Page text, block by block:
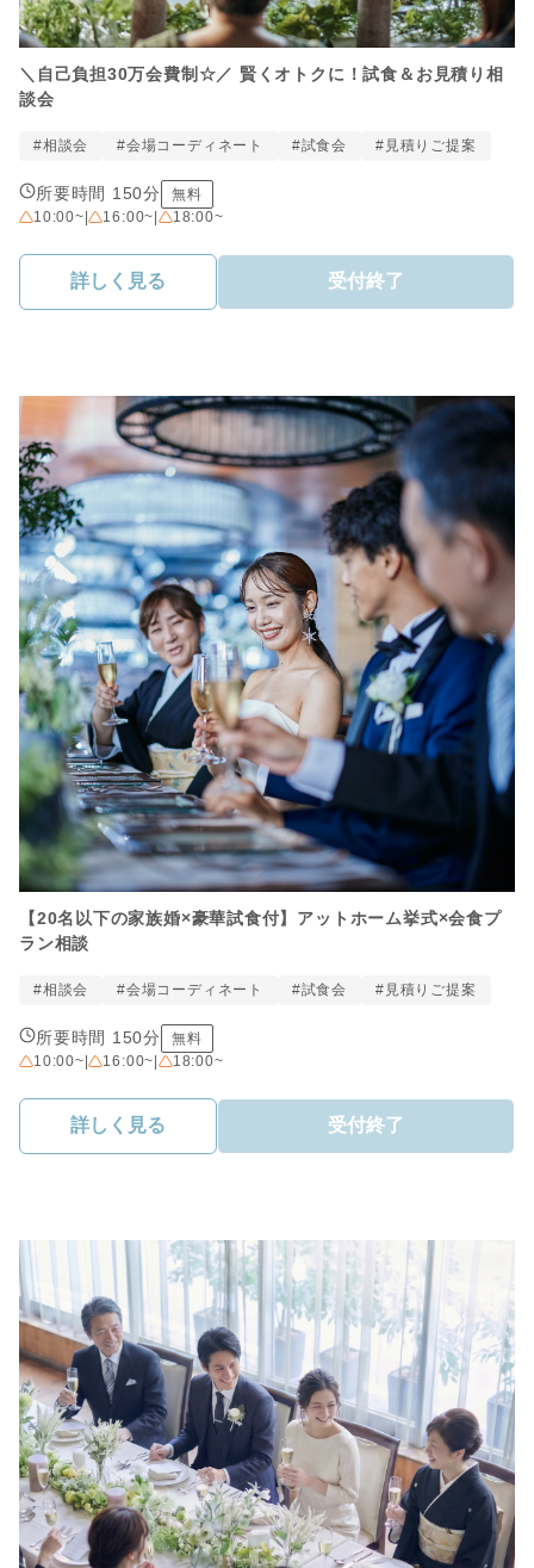
＼自己負担30万会費制☆／ 賢くオトクに！試食＆お見積り相
談会
#相談会 #会場コーディネート #試食会 #見積りご提案
所要時間 150分
無料
10:00~| 16:00~| 18:00~
詳しく見る 受付終了
【20名以下の家族婚×豪華試食付】アットホーム挙式×会食プ
ラン相談
#相談会 #会場コーディネート #試食会 #見積りご提案
所要時間 150分
無料
10:00~| 16:00~| 18:00~
詳しく見る 受付終了